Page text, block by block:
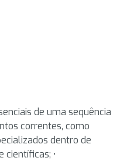
de uma sequência
correntes, como
dentro de
científicas; •